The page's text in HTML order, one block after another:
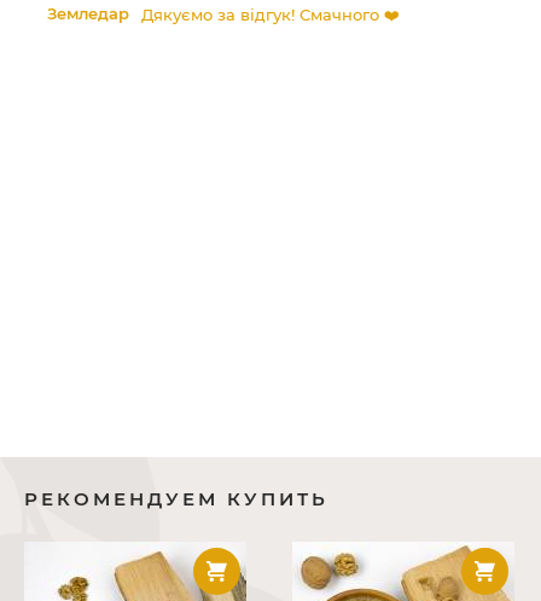
Земледар Дякуємо за відгук! Смачного ❤️
РЕКОМЕНДУЕМ КУПИТЬ